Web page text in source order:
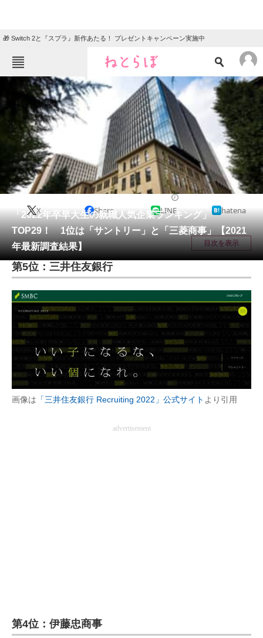
🎁 Switch 2と『スプラ』新作あたる！ プレゼントキャンペーン実施中
ねとらぼメニュー
ニュース
エンタメ クイズ
グルメ 地域
住まい 教育・育児
動物 リサーチ
会員記事
メディア
注目記事を集めた総合ページ
スマホと通信の最新トレンド
進化するPCとデバイスの未来
好きが集まる 比べて選べる
ビジネスと働き方のヒント
モノづくり技術者専門サイト
「2022年卒早大生の就職人気企業ランキング」
TOP29！ 1位は「サントリー」と「三菱商事」【2021
年最新調査結果】
X Share LINE hatena
目次を表示
第5位：三井住友銀行
画像は 「三井住友銀行 Recruiting 2022」公式サイト より引用
advertisement
第4位：伊藤忠商事